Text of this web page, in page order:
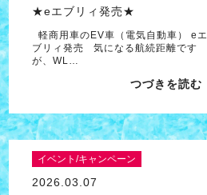
★eエブリィ発売★
軽商用車のEV車（電気自動車） eエ
ブリィ発売 気になる航続距離です
が、WL…
つづきを読む
イベント/キャンペーン
2026.03.07